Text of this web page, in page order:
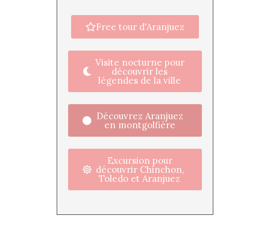
Free tour d'Aranjuez
Visite nocturne pour
découvrir les
légendes de la ville
Découvrez Aranjuez
en montgolfière
Excursion pour
découvrir Chinchon,
Toledo et Aranjuez